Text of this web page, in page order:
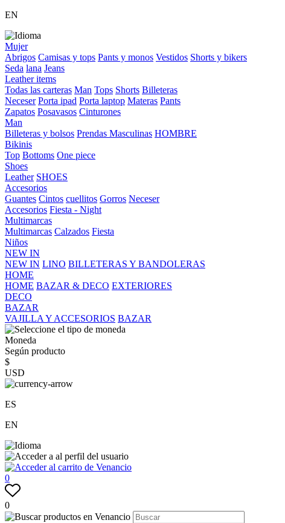
EN
Mujer
Abrigos Camisas y tops Pants y monos Vestidos Shorts y bikers
Seda lana Jeans
Leather items
Todas las carteras Man Tops Shorts Billeteras
Neceser Porta ipad Porta laptop Materas Pants
Zapatos Posavasos Cinturones
Man
Billeteras y bolsos Prendas Masculinas HOMBRE
Bikinis
Top Bottoms One piece
Shoes
Leather SHOES
Accesorios
Guantes Cintos cuellitos Gorros Neceser
Accesorios Fiesta - Night
Multimarcas
Multimarcas Calzados Fiesta
Niños
NEW IN
NEW IN LINO BILLETERAS Y BANDOLERAS
HOME
HOME BAZAR & DECO EXTERIORES
DECO
BAZAR
VAJILLA Y ACCESORIOS BAZAR
Moneda
Según producto
$
USD
ES
EN
0
0